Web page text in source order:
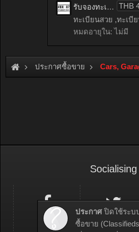
ประกาศ ปิดใช้ระบ
ซื้อขาย
THB
รับจองทะเบียนรถเลข 87 หมวดใหม่จากกรมขนส่ง จองทะเบียน 87
ทะเบียนสวย ,ทะเบี
หมดอายุใน: ไม่มี
ประกาศซื้อขาย Cars,
Socialising